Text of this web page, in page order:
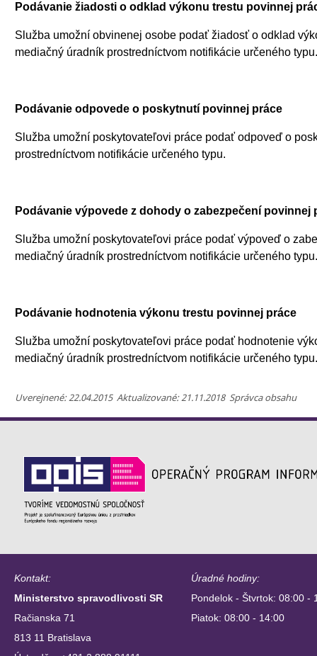
Podávanie žiadosti o odklad výkonu trestu povinnej
Služba umožní obvinenej osobe podať žiadosť o odklad
mediačný úradník prostredníctvom notifikácie určeného typu.
Podávanie odpovede o poskytnutí povinnej práce
Služba umožní poskytovateľovi práce podať odpoveď o
prostredníctvom notifikácie určeného typu.
Podávanie výpovede z dohody o zabezpečení povinnej
Služba umožní poskytovateľovi práce podať výpoveď o
mediačný úradník prostredníctvom notifikácie určeného typu.
Podávanie hodnotenia výkonu trestu povinnej práce
Služba umožní poskytovateľovi práce podať hodnotenie
mediačný úradník prostredníctvom notifikácie určeného typu.
Uverejnené: 22.04.2015 Aktualizované: 21.11.2018 Správca obsahu
Kontakt:
Ministerstvo spravodlivosti SR
Račianska 71
813 11 Bratislava
Úradné hodiny:
Pondelok - Štvrtok: 08:00 -
Piatok: 08:00 - 14:00